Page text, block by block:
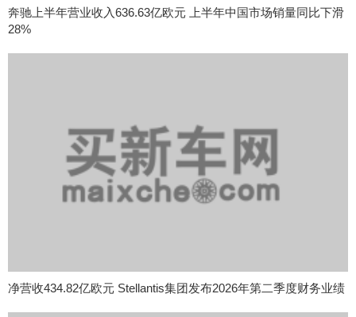
奔驰上半年营业收入636.63亿欧元 上半年中国市场销量同比下滑
28%
净营收434.82亿欧元 Stellantis集团发布2026年第二季度财务业绩